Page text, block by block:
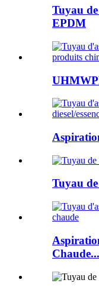
Tuyau
EPDM
Tuyau
Chaude...